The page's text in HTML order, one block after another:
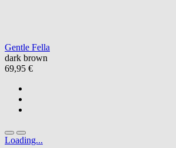
Gentle Fella
dark brown
69,95 €
Loading...